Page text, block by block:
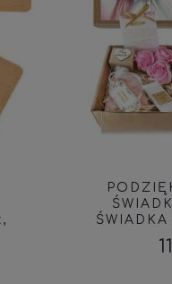
ŚWIADKÓW
ŚWIADKA I
PREZENT